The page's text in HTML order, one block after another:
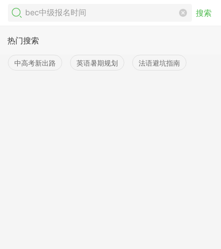
搜索
热门搜索
中高考新出路 英语暑期规划 法语避坑指南